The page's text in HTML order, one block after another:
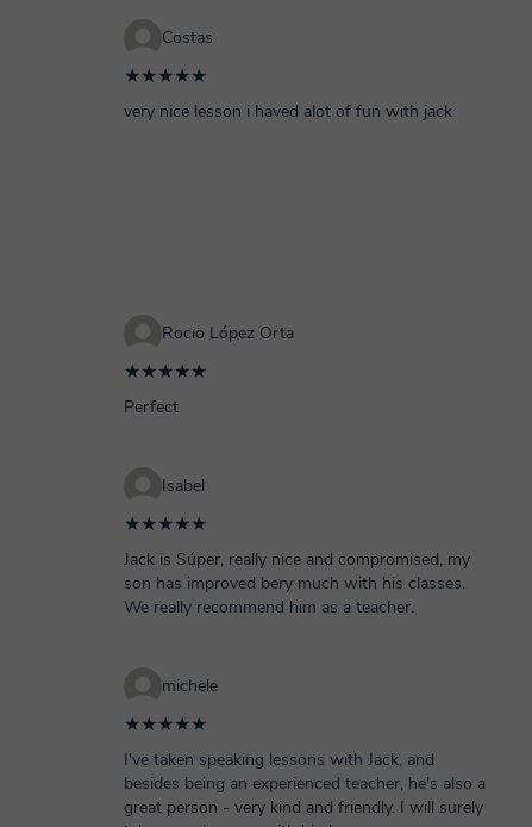
Costas
★★★★★
very nice lesson i haved alot of fun with jack
Rocio López Orta
★★★★★
Perfect
Isabel
★★★★★
Jack is Súper, really nice and compromised, my
son has improved bery much with his classes.
We really recommend him as a teacher.
michele
★★★★★
I've taken speaking lessons with Jack, and
besides being an experienced teacher, he's also a
great person - very kind and friendly. I will surely